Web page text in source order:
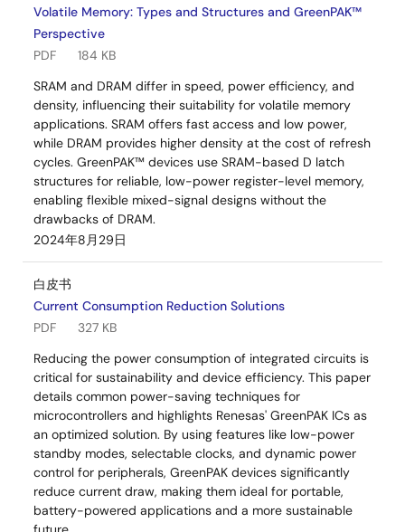
Volatile Memory: Types and Structures and GreenPAK™
Perspective
PDF
184 KB
SRAM and DRAM differ in speed, power efficiency, and
density, influencing their suitability for volatile memory
applications. SRAM offers fast access and low power,
while DRAM provides higher density at the cost of refresh
cycles. GreenPAK™ devices use SRAM-based D latch
structures for reliable, low-power register-level memory,
enabling flexible mixed-signal designs without the
drawbacks of DRAM.
2024年8月29日
白皮书
Current Consumption Reduction Solutions
PDF
327 KB
Reducing the power consumption of integrated circuits is
critical for sustainability and device efficiency. This paper
details common power-saving techniques for
microcontrollers and highlights Renesas' GreenPAK ICs as
an optimized solution. By using features like low-power
standby modes, selectable clocks, and dynamic power
control for peripherals, GreenPAK devices significantly
reduce current draw, making them ideal for portable,
battery-powered applications and a more sustainable